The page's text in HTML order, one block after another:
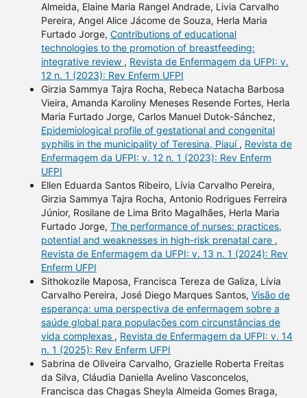
Almeida, Elaine Maria Rangel Andrade, Livia Carvalho
Pereira, Angel Alice Jácome de Souza, Herla Maria
Furtado Jorge, Contributions of educational
technologies to the promotion of breastfeeding:
integrative review , Revista de Enfermagem da UFPI: v.
12 n. 1 (2023): Rev Enferm UFPI
Girzia Sammya Tajra Rocha, Rebeca Natacha Barbosa
Vieira, Amanda Karoliny Meneses Resende Fortes, Herla
Maria Furtado Jorge, Carlos Manuel Dutok-Sánchez,
Epidemiological profile of gestational and congenital
syphilis in the municipality of Teresina, Piauí , Revista de
Enfermagem da UFPI: v. 12 n. 1 (2023): Rev Enferm
UFPI
Ellen Eduarda Santos Ribeiro, Lívia Carvalho Pereira,
Girzia Sammya Tajra Rocha, Antonio Rodrigues Ferreira
Júnior, Rosilane de Lima Brito Magalhães, Herla Maria
Furtado Jorge, The performance of nurses: practices,
potential and weaknesses in high-risk prenatal care ,
Revista de Enfermagem da UFPI: v. 13 n. 1 (2024): Rev
Enferm UFPI
Sithokozile Maposa, Francisca Tereza de Galiza, Lívia
Carvalho Pereira, José Diego Marques Santos, Visão de
esperança: uma perspectiva de enfermagem sobre a
saúde global para populações com circunstâncias de
vida complexas , Revista de Enfermagem da UFPI: v. 14
n. 1 (2025): Rev Enferm UFPI
Sabrina de Oliveira Carvalho, Grazielle Roberta Freitas
da Silva, Cláudia Daniella Avelino Vasconcelos,
Francisca das Chagas Sheyla Almeida Gomes Braga,